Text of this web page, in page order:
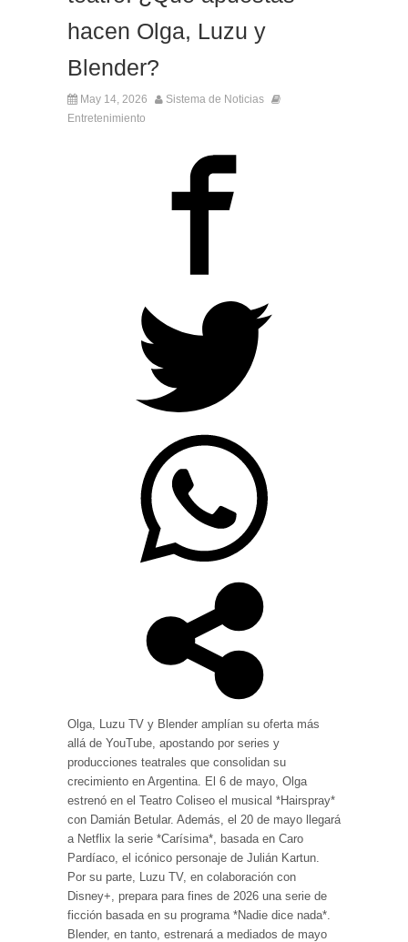
hacen Olga, Luzu y
Blender?
May 14, 2026
Sistema de Noticias
Entretenimiento
Olga, Luzu TV y Blender amplían su oferta más
allá de YouTube, apostando por series y
producciones teatrales que consolidan su
crecimiento en Argentina. El 6 de mayo, Olga
estrenó en el Teatro Coliseo el musical *Hairspray*
con Damián Betular. Además, el 20 de mayo llegará
a Netflix la serie *Carísima*, basada en Caro
Pardíaco, el icónico personaje de Julián Kartun.
Por su parte, Luzu TV, en colaboración con
Disney+, prepara para fines de 2026 una serie de
ficción basada en su programa *Nadie dice nada*.
Blender, en tanto, estrenará a mediados de mayo